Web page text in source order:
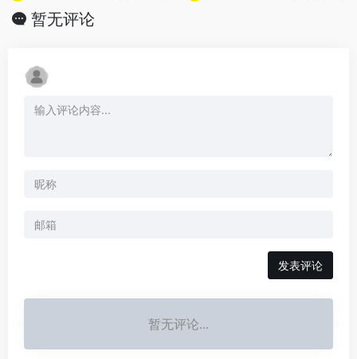
暂无评论
发表评论
暂无评论...